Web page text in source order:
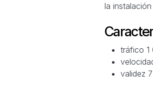
la
tráfico 1
validez